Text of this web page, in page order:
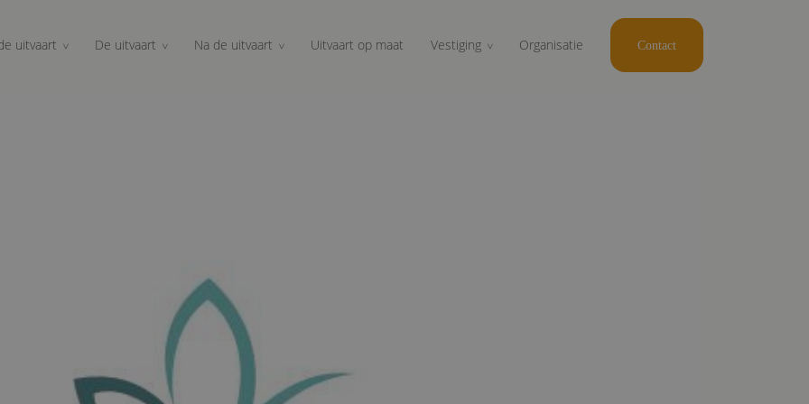
uitvaart De uitvaart Na de uitvaart Uitvaart op maat Vestiging Organisatie Contact